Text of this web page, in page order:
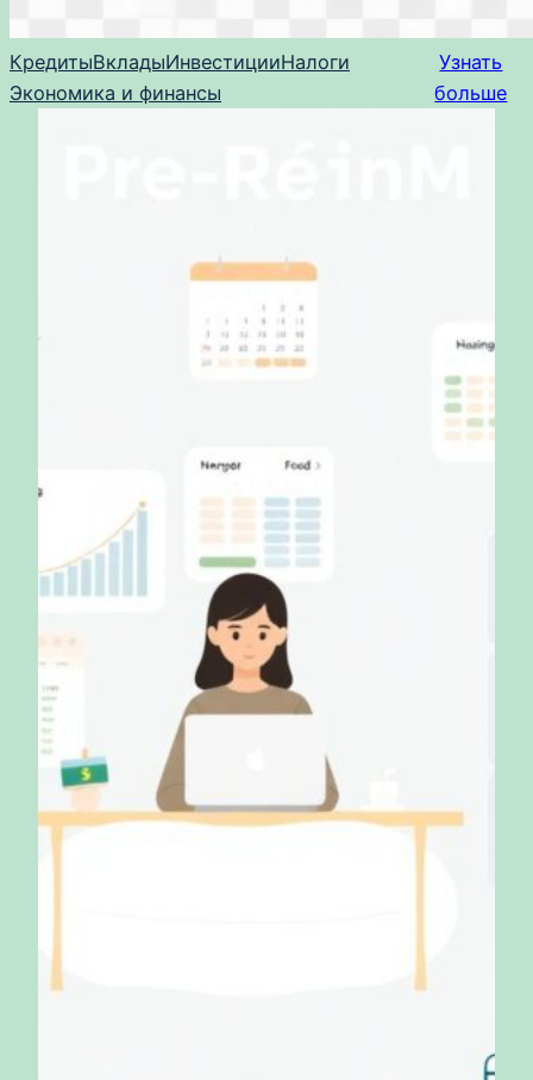
КредитыВкладыИнвестицииНалоги
Экономика и финансы
Узнать
больше